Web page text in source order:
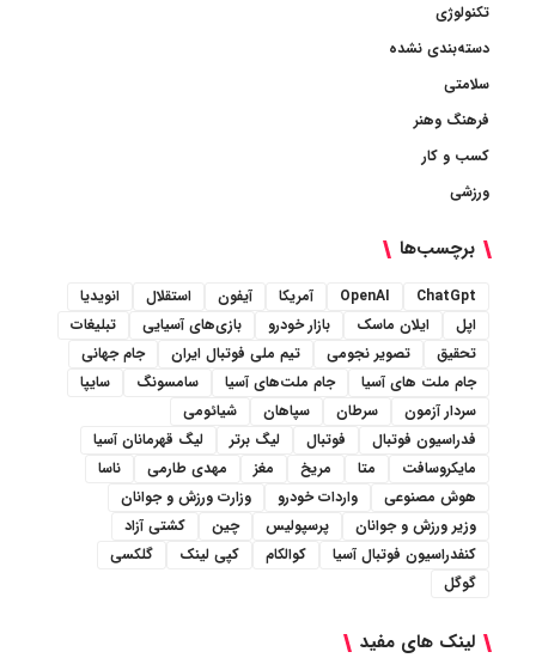
تکنولوژی
دسته‌بندی نشده
سلامتی
فرهنگ وهنر
کسب و کار
ورزشی
برچسب‌ها
ChatGpt
OpenAI آمریکا آیفون استقلال
انویدیا
اپل
ایلان ماسک بازار خودرو بازی‌های آسیایی
تبلیغات
تحقیق
تصویر نجومی تیم ملی فوتبال ایران
جام جهانی
جام ملت های آسیا
جام ملت‌های آسیا سامسونگ
سایپا
سردار آزمون
سرطان سپاهان
شیائومی
فدراسیون فوتبال
فوتبال لیگ برتر
لیگ قهرمانان آسیا
مایکروسافت
متا مریخ مغز مهدی طارمی
ناسا
هوش مصنوعی
واردات خودرو
وزارت ورزش و جوانان
وزیر ورزش و جوانان
پرسپولیس چین
کشتی آزاد
کنفدراسیون فوتبال آسیا
کوالکام کپی لینک
گلکسی
گوگل
لینک های مفید